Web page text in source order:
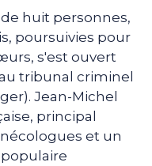
huit personnes,
poursuivies pour
s'est ouvert
tribunal criminel
Jean-Michel
principal
et un